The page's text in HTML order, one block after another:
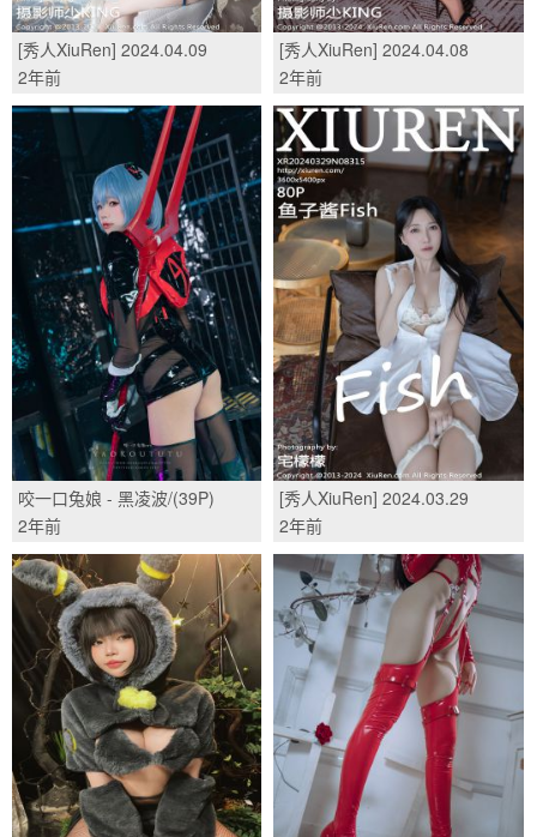
[秀人XiuRen] 2024.04.09
No.8361 诗诗kiki/(79P)
2年前
[秀人XiuRen] 2024.04.08
No.8355 李若汐/(77P)
2年前
咬一口兔娘 - 黑凌波/(39P)
2年前
[秀人XiuRen] 2024.03.29
No.8315 鱼子酱Fish/(80P)
2年前